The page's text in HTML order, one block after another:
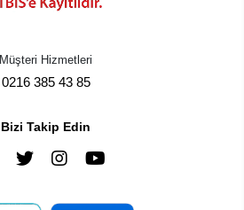
Müşteri Hizmetleri
0216 385 43 85
Bizi Takip Edin